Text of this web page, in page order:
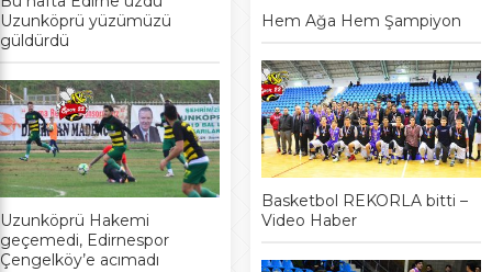
Uzunköprü yüzümüzü
güldürdü
Uzunköprü Hakemi
geçemedi, Edirnespor
Çengelköy’e acımadı
Hem Ağa Hem Şampiyon
Basketbol REKORLA bitti –
Video Haber